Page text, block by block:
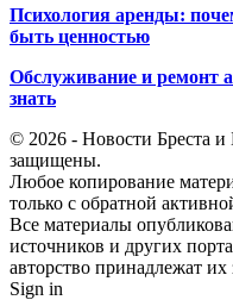
Психология аренды:
быть ценностью
Обслуживание и ремонт
знать
© 2026 - Новости Бреста и
защищены.
Любое копирование
только с обратной
Все материалы
источников и других
авторство принадлежат
Sign in